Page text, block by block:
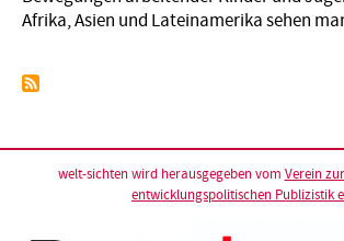
Afrika, Asien und Lateinamerika sehen
welt-sichten wird herausgegeben vom Verein
entwicklungspolitischen Publizistik